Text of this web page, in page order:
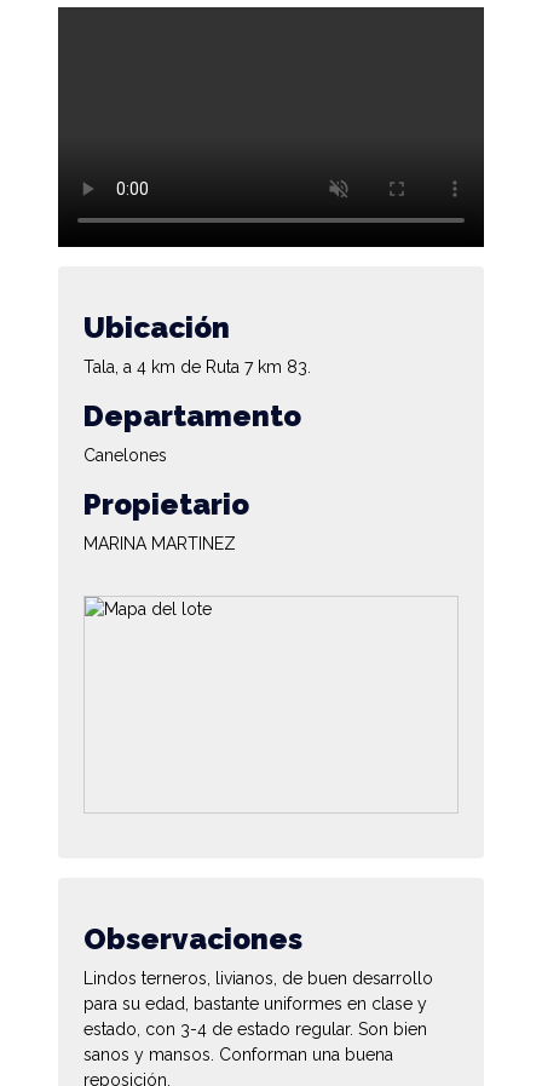
Ubicación
Tala, a 4 km de Ruta 7 km 83.
Departamento
Canelones
Propietario
MARINA MARTINEZ
Observaciones
Lindos terneros, livianos, de buen desarrollo
para su edad, bastante uniformes en clase y
estado, con 3-4 de estado regular. Son bien
sanos y mansos. Conforman una buena
reposición.